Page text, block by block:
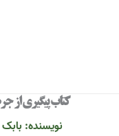
کتاب پیگیری از
نویسنده: